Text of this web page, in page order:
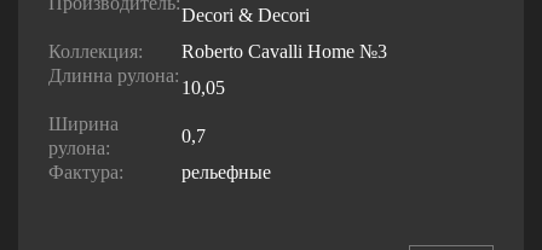
Decori & Decori
Коллекция:
Roberto Cavalli Home №3
Длинна рулона:
10,05
Ширина
рулона:
0,7
Фактура:
рельефные